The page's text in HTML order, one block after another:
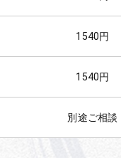
1540円
1540円
別途ご相談